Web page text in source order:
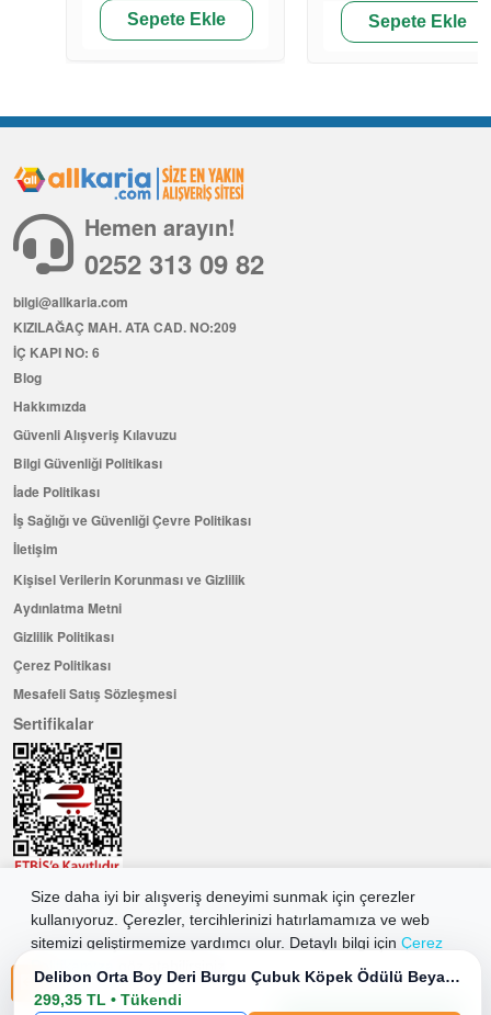
Sepete Ekle Sepete Ekle
Delibon Orta Boy Deri Burgu Çubuk Köpek Ödülü Beyaz 50 Adet
299,35 TL • Tükendi
Size daha iyi bir alışveriş deneyimi sunmak için çerezler
kullanıyoruz. Çerezler, tercihlerinizi hatırlamamıza ve web
sitemizi geliştirmemize yardımcı olur. Detaylı bilgi için Çerez
Hemen arayın!
0252 313 09 82
bilgi@allkaria.com
KIZILAĞAÇ MAH. ATA CAD. NO:209
İÇ KAPI NO: 6
Blog
Hakkımızda
Güvenli Alışveriş Kılavuzu
Bilgi Güvenliği Politikası
İade Politikası
İş Sağlığı ve Güvenliği Çevre Politikası
İletişim
Kişisel Verilerin Korunması ve Gizlilik
Aydınlatma Metni
Gizlilik Politikası
Çerez Politikası
Mesafeli Satış Sözleşmesi
Sertifikalar
Hemen Üye Olun ...ve 100 ₺ değerinde indirim kuponu kazanın
Üye Ol